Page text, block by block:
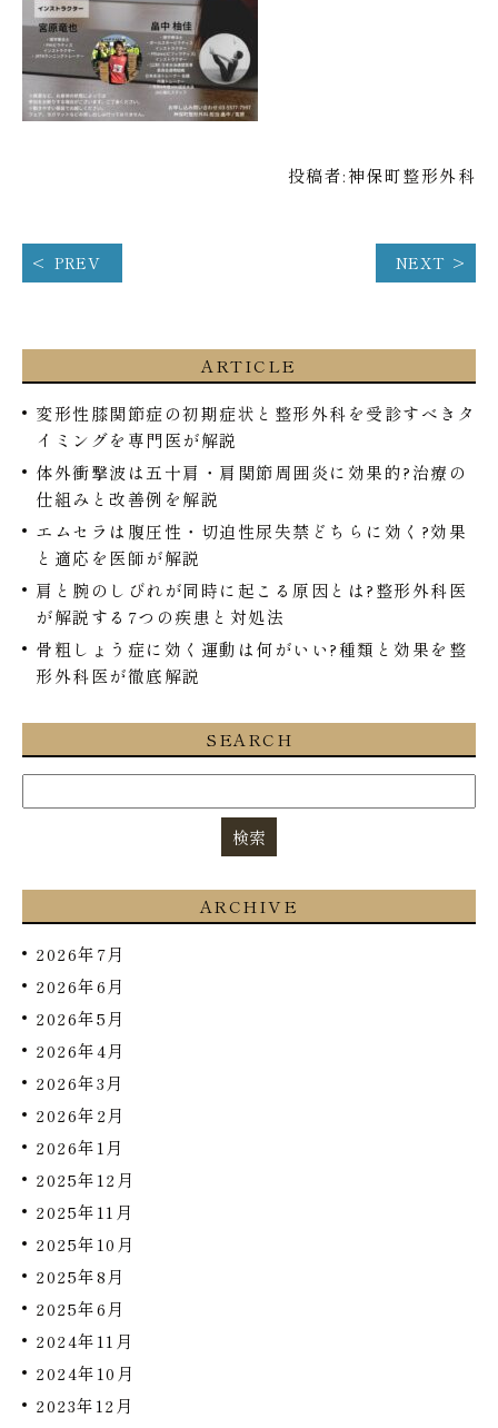
投稿者:神保町整形外科
PREV NEXT
ARTICLE
変形性膝関節症の初期症状と整形外科を受診すべきタ
イミングを専門医が解説
体外衝撃波は五十肩・肩関節周囲炎に効果的?治療の
仕組みと改善例を解説
エムセラは腹圧性・切迫性尿失禁どちらに効く?効果
と適応を医師が解説
肩と腕のしびれが同時に起こる原因とは?整形外科医
が解説する7つの疾患と対処法
骨粗しょう症に効く運動は何がいい?種類と効果を整
形外科医が徹底解説
SEARCH
ARCHIVE
2026年7月
2026年6月
2026年5月
2026年4月
2026年3月
2026年2月
2026年1月
2025年12月
2025年11月
2025年10月
2025年8月
2025年6月
2024年11月
2024年10月
2023年12月